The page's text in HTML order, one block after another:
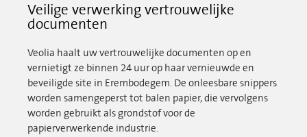
Veilige verwerking vertrouwelijke
documenten
Veolia haalt uw vertrouwelijke documenten op en
vernietigt ze binnen 24 uur op haar vernieuwde en
beveiligde site in Erembodegem. De onleesbare snippers
worden samengeperst tot balen papier, die vervolgens
worden gebruikt als grondstof voor de
papierverwerkende industrie.